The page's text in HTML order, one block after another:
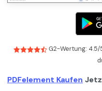
G2-Wertung: 4.5/
PDFelement Kaufen